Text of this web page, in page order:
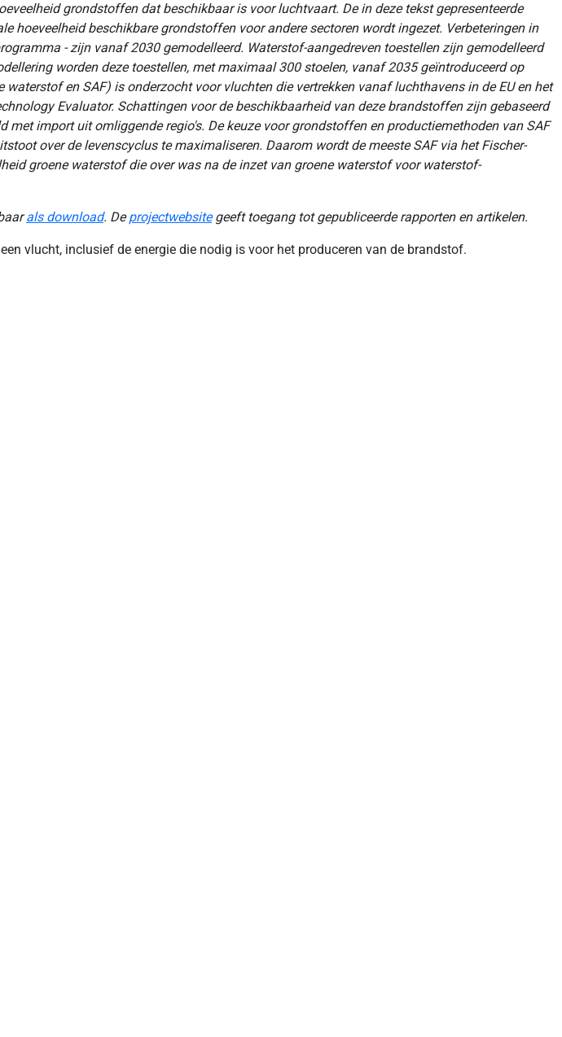
grondstoffen dat beschikbaar is voor luchtvaart. De in deze tekst gepresenteerde
hoeveelheid beschikbare grondstoffen voor andere sectoren wordt ingezet. Verbeteringen in
- zijn vanaf 2030 gemodelleerd. Waterstof-aangedreven toestellen zijn gemodelleerd
worden deze toestellen, met maximaal 300 stoelen, vanaf 2035 geïntroduceerd op
en SAF) is onderzocht voor vluchten die vertrekken vanaf luchthavens in de EU en het
Evaluator. Schattingen voor de beschikbaarheid van deze brandstoffen zijn gebaseerd
import uit omliggende regio's. De keuze voor grondstoffen en productiemethoden van SAF
over de levenscyclus te maximaliseren. Daarom wordt de meeste SAF via het Fischer-
groene waterstof die over was na de inzet van groene waterstof voor waterstof-
als download. Deprojectwebsitegeeft toegang tot gepubliceerde rapporten en artikelen.
vlucht, inclusief de energie die nodig is voor het produceren van de brandstof.